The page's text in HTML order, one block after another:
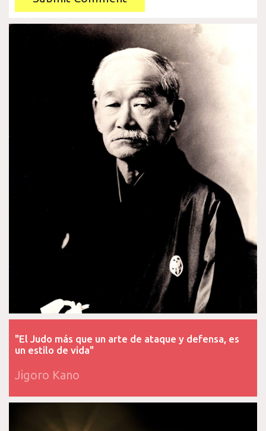
"El Judo más que un arte de ataque y defensa, es
un estilo de vida"
Jigoro Kano